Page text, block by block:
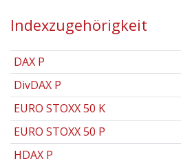
Indexzugehörigkeit
DAX P
DivDAX P
EURO STOXX 50 K
EURO STOXX 50 P
HDAX P